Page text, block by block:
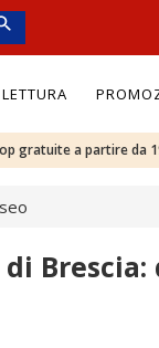
gratuite a partire da
Brescia: